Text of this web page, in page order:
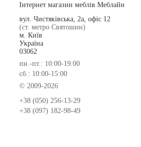
Інтернет магазин меблів Меблайн
вул. Чистяківська, 2а, офіс 12
(ст. метро Святошин)
м. Київ
Україна
03062
пн.-пт.: 10:00-19:00
сб.: 10:00-15:00
© 2009-2026
+38 (050) 256-13-29
+38 (097) 182-98-49